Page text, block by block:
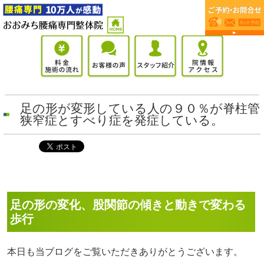
足の形が変形している人の９０％が脊柱管
狭窄症とすべり症を発症している。
足の形の変化、股関節の傾きと動きで変わる
歩行
本日も当ブログをご覧いただきありがとうございます。